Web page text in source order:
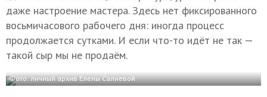
даже настроение мастера. Здесь нет фиксированного
восьмичасового рабочего дня: иногда процесс
продолжается сутками. И если что-то идёт не так —
такой сыр мы не продаём.
Фото: личный архив Елены Салиевой